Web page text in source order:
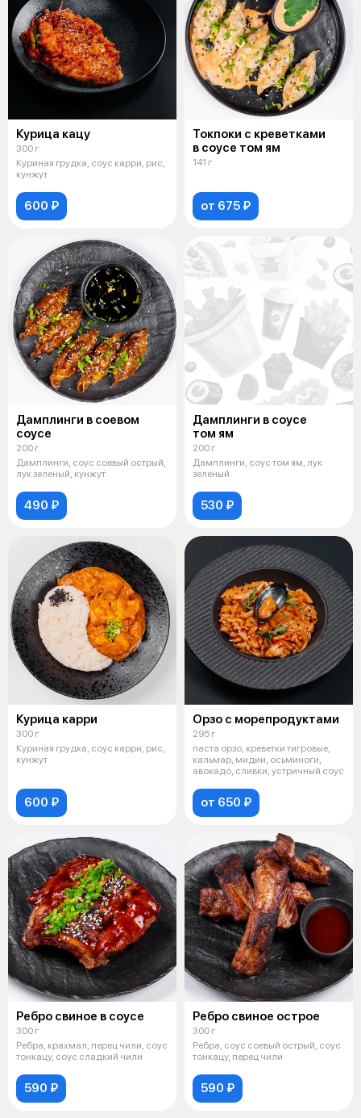
Курица кацу
300 г
Куриная грудка, соус карри, рис,
кунжут
600 ₽
Токпоки с креветками
в соусе том ям
141 г
от 675 ₽
Дамплинги в соевом
соусе
200 г
Дамплинги, соус соевый острый,
лук зеленый, кунжут
490 ₽
Дамплинги в соусе
том ям
200 г
Дамплинги, соус том ям, лук
зеленый
530 ₽
Курица карри
300 г
Куриная грудка, соус карри, рис,
кунжут
600 ₽
Орзо с морепродуктами
295 г
паста орзо, креветки тигровые,
кальмар, мидии, осьминоги,
авокадо, сливки, устричный соус
от 650 ₽
Ребро свиное в соусе
300 г
Ребра, крахмал, перец чили, соус
тонкацу, соус сладкий чили
590 ₽
Ребро свиное острое
300 г
Ребра, соус соевый острый, соус
тонкацу, перец чили
590 ₽